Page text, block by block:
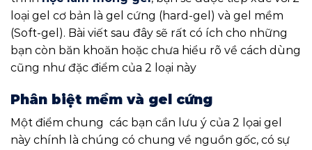
loại gel cơ bản là gel cứng (hard-gel) và gel mềm
(Soft-gel). Bài viết sau đây sẽ rất có ích cho những
bạn còn băn khoăn hoặc chưa hiểu rõ về cách dùng
cũng như đặc điểm của 2 loại này
Phân biệt mềm và gel cứng
Một điểm chung các bạn cần lưu ý của 2 lọai gel
này chính là chúng có chung về nguồn gốc, có sự